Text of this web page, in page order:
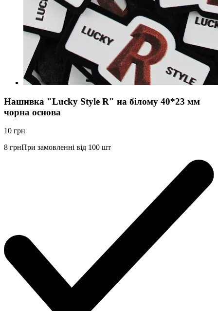
Нашивка "Lucky Style R" на білому 40*23 мм
чорна основа
10 грн
8 грнПри замовленні від 100 шт